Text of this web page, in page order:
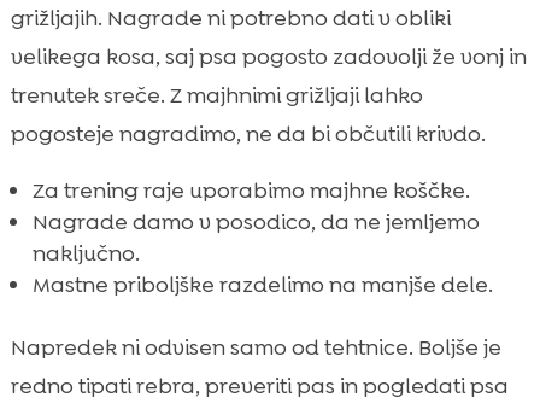
grižljajih. Nagrade ni potrebno dati v obliki
velikega kosa, saj psa pogosto zadovolji že vonj in
trenutek sreče. Z majhnimi grižljaji lahko
pogosteje nagradimo, ne da bi občutili krivdo.
Za trening raje uporabimo majhne koščke.
Nagrade damo v posodico, da ne jemljemo
naključno.
Mastne priboljške razdelimo na manjše dele.
Napredek ni odvisen samo od tehtnice. Boljše je
redno tipati rebra, preveriti pas in pogledati psa